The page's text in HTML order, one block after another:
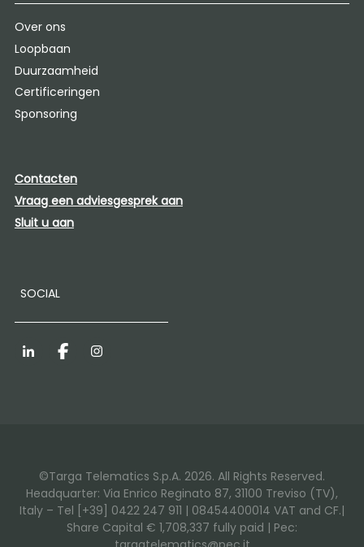
Over ons
Loopbaan
Duurzaamheid
Certificeringen
Sponsoring
Contacten
Vraag een adviesgesprek aan
Sluit u aan
SOCIAL
LinkedInFacebookInstagram
©Targa Telematics S.p.A. 2026. All Rights Reserved.
Headquarter: Via Enrico Reginato 87, 31100 Treviso (TV),
Italy – Tel [+39] 0422 247 911 | 08454400014 VAT and CF.|
Share Capital € 1,708,337 fully paid | Pec: